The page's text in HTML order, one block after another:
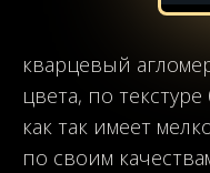
кварцевый
цвета, по
как так имеет
по своим